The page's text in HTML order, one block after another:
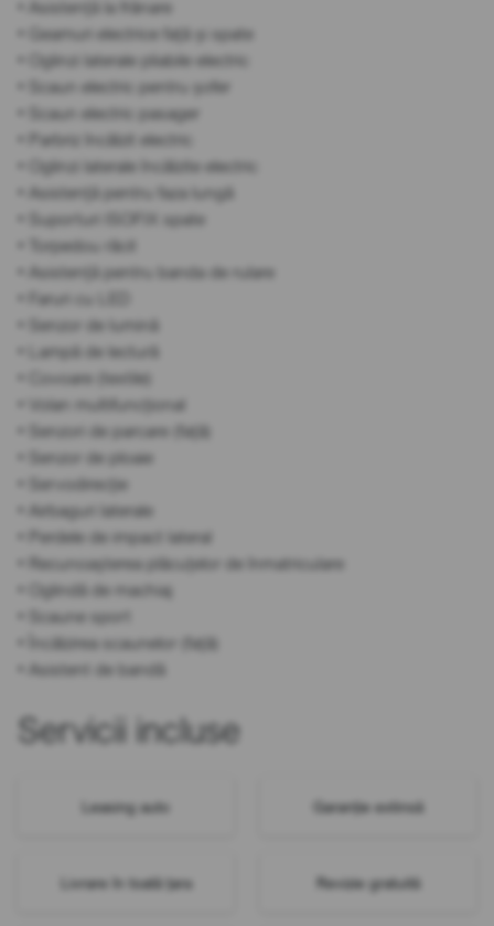
• Asistență la frânare
• Geamuri electrice față și spate
• Oglinzi laterale pliabile electric
• Scaun electric pentru șofer
• Scaun electric pasager
• Parbriz încălzit electric
• Oglinzi laterale încălzite electric
• Asistență pentru faza lungă
• Suporturi ISOFIX spate
• Torpedou răcit
• Asistență pentru banda de rulare
• Faruri cu LED
• Senzor de lumină
• Lampă de lectură
• Covoare (textile)
• Volan multifuncțional
• Senzori de parcare (față)
• Senzor de ploaie
• Servodirecție
• Airbaguri laterale
• Perdele de impact lateral
• Recunoașterea plăcuțelor de înmatriculare
• Oglindă de machiaj
• Scaune sport
• Încălzirea scaunelor (față)
• Asistent de bandă
Servicii incluse
Leasing auto Garanție extinsă
Livrare în toată țara Revizie gratuită